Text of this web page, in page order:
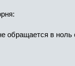
обращается в